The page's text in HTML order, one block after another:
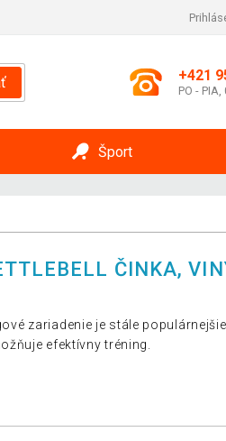
+421
PO -
Šport
ČINKA,
zariadenie je stále
efektívny tréning.